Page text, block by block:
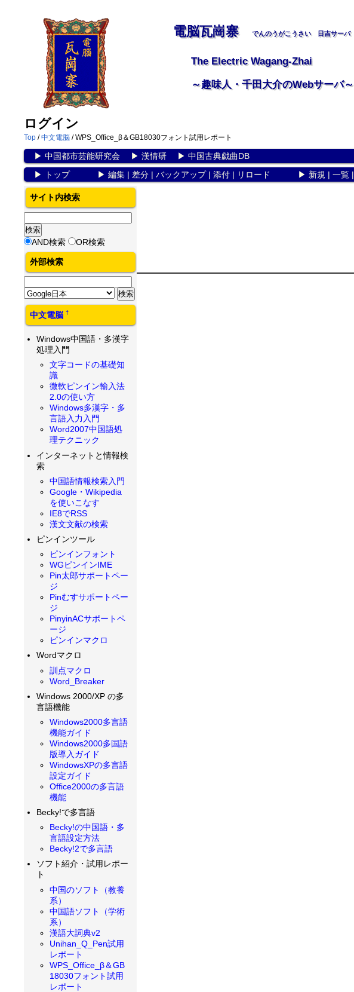
電脳瓦崗寨 でんのうがこうさい 日吉サーバ
The Electric Wagang-Zhai
～趣味人・千田大介のWebサーバ～
ログイン
Top/中文電脳/ WPS_Office_β＆GB18030フォント試用レポート
▶ 中国都市芸能研究会▶ 漢情研▶ 中国古典戯曲DB
▶
トップ▶ 編集| 差分| バックアップ| 添付| リロード ▶ 新規 | 一覧|
サイト内検索
AND検索 OR検索
外部検索
中文電脳 †
Windows中国語・多漢字
処理入門
文字コードの基礎知
識
微軟ピンイン輸入法
2.0の使い方
Windows多漢字・多
言語入力入門
Word2007中国語処
理テクニック
インターネットと情報検
索
中国語情報検索入門
Google・Wikipedia
を使いこなす
IE8でRSS
漢文文献の検索
ピンインツール
ピンインフォント
WGピンインIME
Pin太郎サポートペー
ジ
Pinむすサポートペー
ジ
PinyinACサポートペ
ージ
ピンインマクロ
Wordマクロ
訓点マクロ
Word_Breaker
Windows 2000/XP の多
言語機能
Windows2000多言語
機能ガイド
Windows2000多国語
版導入ガイド
WindowsXPの多言語
設定ガイド
Office2000の多言語
機能
Becky!で多言語
Becky!の中国語・多
言語設定方法
Becky!2で多言語
ソフト紹介・試用レポー
ト
中国のソフト（教養
系）
中国語ソフト（学術
系）
漢語大詞典v2
Unihan_Q_Pen試用
レポート
WPS_Office_β＆GB
18030フォント試用
レポート